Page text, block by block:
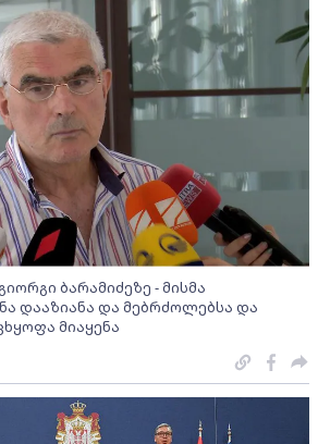
ბარამიძეზე - მისმა
დააზიანა და მებრძოლებსა და
მიაყენა